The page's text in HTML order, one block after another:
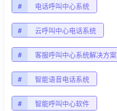
# 电话呼叫中心系统
# 云呼叫中心电话系统
# 客服呼叫中心系统解决方案
# 智能语音电话系统
# 智能呼叫中心软件